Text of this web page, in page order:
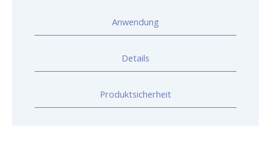
Anwendung
Details
Produktsicherheit